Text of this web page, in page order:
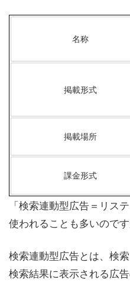
名称
掲載形式
掲載場所
課金形式
「検索連動型広告＝リス
使われることも多いので
検索連動型広告とは、検
検索結果に表示される広告